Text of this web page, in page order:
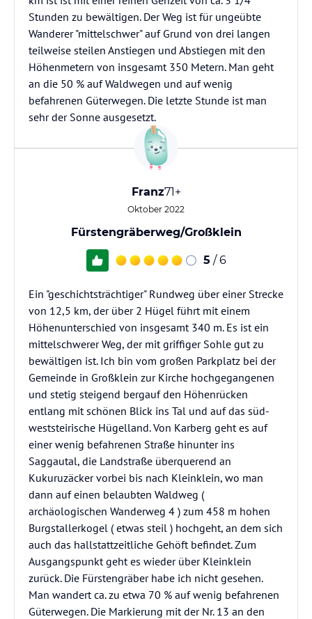
Stunden zu bewältigen. Der Weg ist für ungeübte
Wanderer "mittelschwer" auf Grund von drei langen
teilweise steilen Anstiegen und Abstiegen mit den
Höhenmetern von insgesamt 350 Metern. Man geht
an die 50 % auf Waldwegen und auf wenig
befahrenen Güterwegen. Die letzte Stunde ist man
sehr der Sonne ausgesetzt.
Franz71+
Oktober 2022
Fürstengräberweg/Großklein
5 / 6
Ein "geschichtsträchtiger" Rundweg über einer Strecke
von 12,5 km, der über 2 Hügel führt mit einem
Höhenunterschied von insgesamt 340 m. Es ist ein
mittelschwerer Weg, der mit griffiger Sohle gut zu
bewältigen ist. Ich bin vom großen Parkplatz bei der
Gemeinde in Großklein zur Kirche hochgegangenen
und stetig steigend bergauf den Höhenrücken
entlang mit schönen Blick ins Tal und auf das süd-
weststeirische Hügelland. Von Karberg geht es auf
einer wenig befahrenen Straße hinunter ins
Saggautal, die Landstraße überquerend an
Kukuruzäcker vorbei bis nach Kleinklein, wo man
dann auf einen belaubten Waldweg (
archäologischen Wanderweg 4 ) zum 458 m hohen
Burgstallerkogel ( etwas steil ) hochgeht, an dem sich
auch das hallstattzeitliche Gehöft befindet. Zum
Ausgangspunkt geht es wieder über Kleinklein
zurück. Die Fürstengräber habe ich nicht gesehen.
Man wandert ca. zu etwa 70 % auf wenig befahrenen
Güterwegen. Die Markierung mit der Nr. 13 an den